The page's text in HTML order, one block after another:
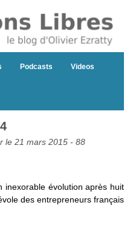
Podcasts Videos
le 21 mars 2015 - 88
inexorable évolution après huit
des entrepreneurs français